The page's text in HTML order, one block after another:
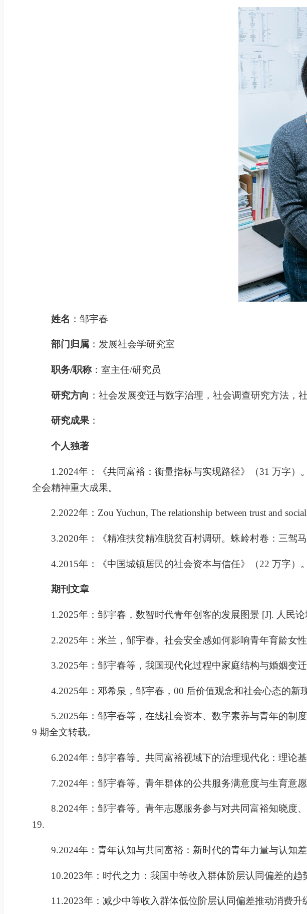
姓名 ：邹宇春
部门归属 ：发展社会学研究室
职务/职称：室主任/研究员
研究方向 ：社会发展变迁与数字治理，社会调查研究方法，
研究成果 ：
个人独著
1.2024年：《共同富裕：衡量指标与实现路径》（31 万字
全会精神重大成果。
2.2022年：Zou Yuchun, The relationship between trust and
3.2020年：《精准扶贫精准脱贫百村调研。蛛岭村卷：三驾
4.2015年：《中国城镇居民的社会资本与信任》（22 万字）
期刊文章
1.2025年：邹宇春，数智时代青年创客的发展图景 [J]. 人民论
2.2025年：米兰，邹宇春。社会安全感如何影响青年育龄女
3.2025年：邹宇春等，我国现代化过程中家庭结构与婚姻变
4.2025年：邓希泉，邹宇春，00 后价值观念和社会心态的新
5.2025年：邹宇春等，在线社会资本、数字素养与青年的制
9期全文转载。
6.2024年：邹宇春等。共同富裕视域下的治理现代化：理论
7.2024年：邹宇春等。青年群体的公共服务满意度与生育意愿
8.2024年：邹宇春等。青年志愿服务参与对共同富裕知晓
19.
9.2024年：青年认知与共同富裕：新时代的青年力量与认知
10.2023年：时代之力：我国中等收入群体阶层认同偏差的趋
11.2023年：减少中等收入群体低位阶层认同偏差推动消费升